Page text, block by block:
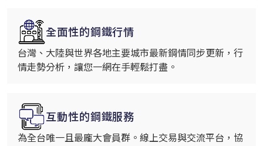
全面性的鋼鐵行情
台灣、大陸與世界各地主要城市最新鋼情同步更新，行
情走勢分析，讓您一網在手輕鬆打盡。
互動性的鋼鐵服務
為全台唯一且最龐大會員群。線上交易與交流平台，協